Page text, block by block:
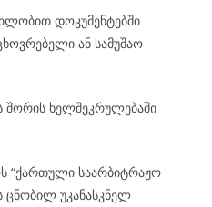
დოკუმენტებში
ან სამუშაო
შორის ხელშეკრულებაში
“ქართული საარბიტრაჟო
ცნობილ უკანასკნელ